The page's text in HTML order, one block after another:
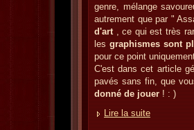
genre, mélange
autrement que par "
d'art
, ce qui est très
les graphismes sont
pour ce point
C'est dans cet article
pavés sans fin, que
donné de jouer ! : )
Lire la suite